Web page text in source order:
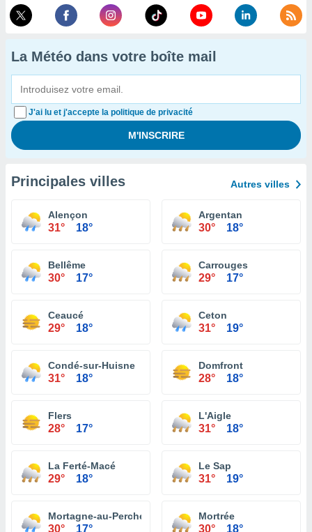
La Météo dans votre boîte mail
J'ai lu et j'accepte la politique de privacité
Principales villes Autres villes
Alençon
31° 18°
Argentan
30° 18°
Bellême
30° 17°
Carrouges
29° 17°
Ceaucé
29° 18°
Ceton
31° 19°
Condé-sur-Huisne
31° 18°
Domfront
28° 18°
Flers
28° 17°
L'Aigle
31° 18°
La Ferté-Macé
29° 18°
Le Sap
31° 19°
Mortagne-au-Perche
30° 17°
Mortrée
30° 18°